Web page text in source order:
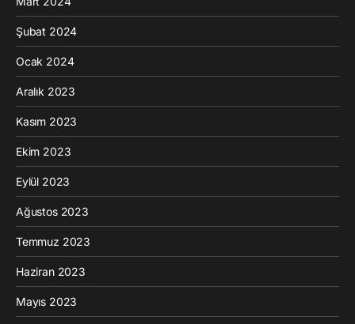
Şubat 2024
Ocak 2024
Aralık 2023
Kasım 2023
Ekim 2023
Eylül 2023
Ağustos 2023
Temmuz 2023
Haziran 2023
Mayıs 2023